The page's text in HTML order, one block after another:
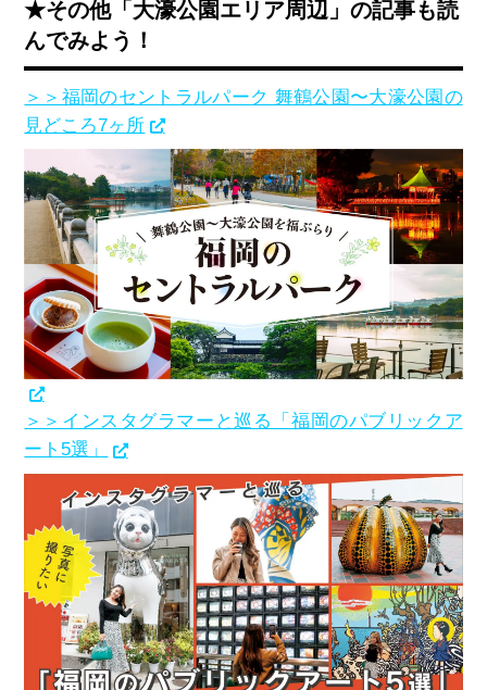
★その他「大濠公園エリア周辺」の記事も読
んでみよう！
＞＞福岡のセントラルパーク 舞鶴公園〜大濠公園の
見どころ7ヶ所
＞＞インスタグラマーと巡る「福岡のパブリックア
ート5選」